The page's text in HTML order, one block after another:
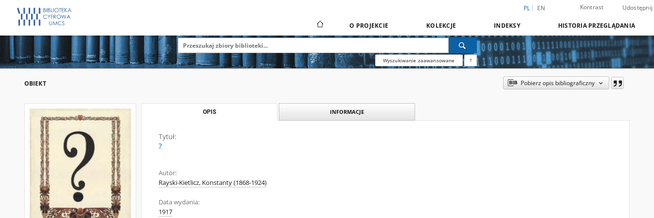
PL EN Kontrast Udostępnij
O PROJEKCIE KOLEKCJE INDEKSY HISTORIA PRZEGLĄDANIA
Wyszukiwanie zaawansowane ?
OBIEKT Pobierz opis bibliograficzny
OPIS INFORMACJE
Tytuł:
?
Autor:
Rayski-Kietlicz, Konstanty (1868-1924)
Data wydania:
1917